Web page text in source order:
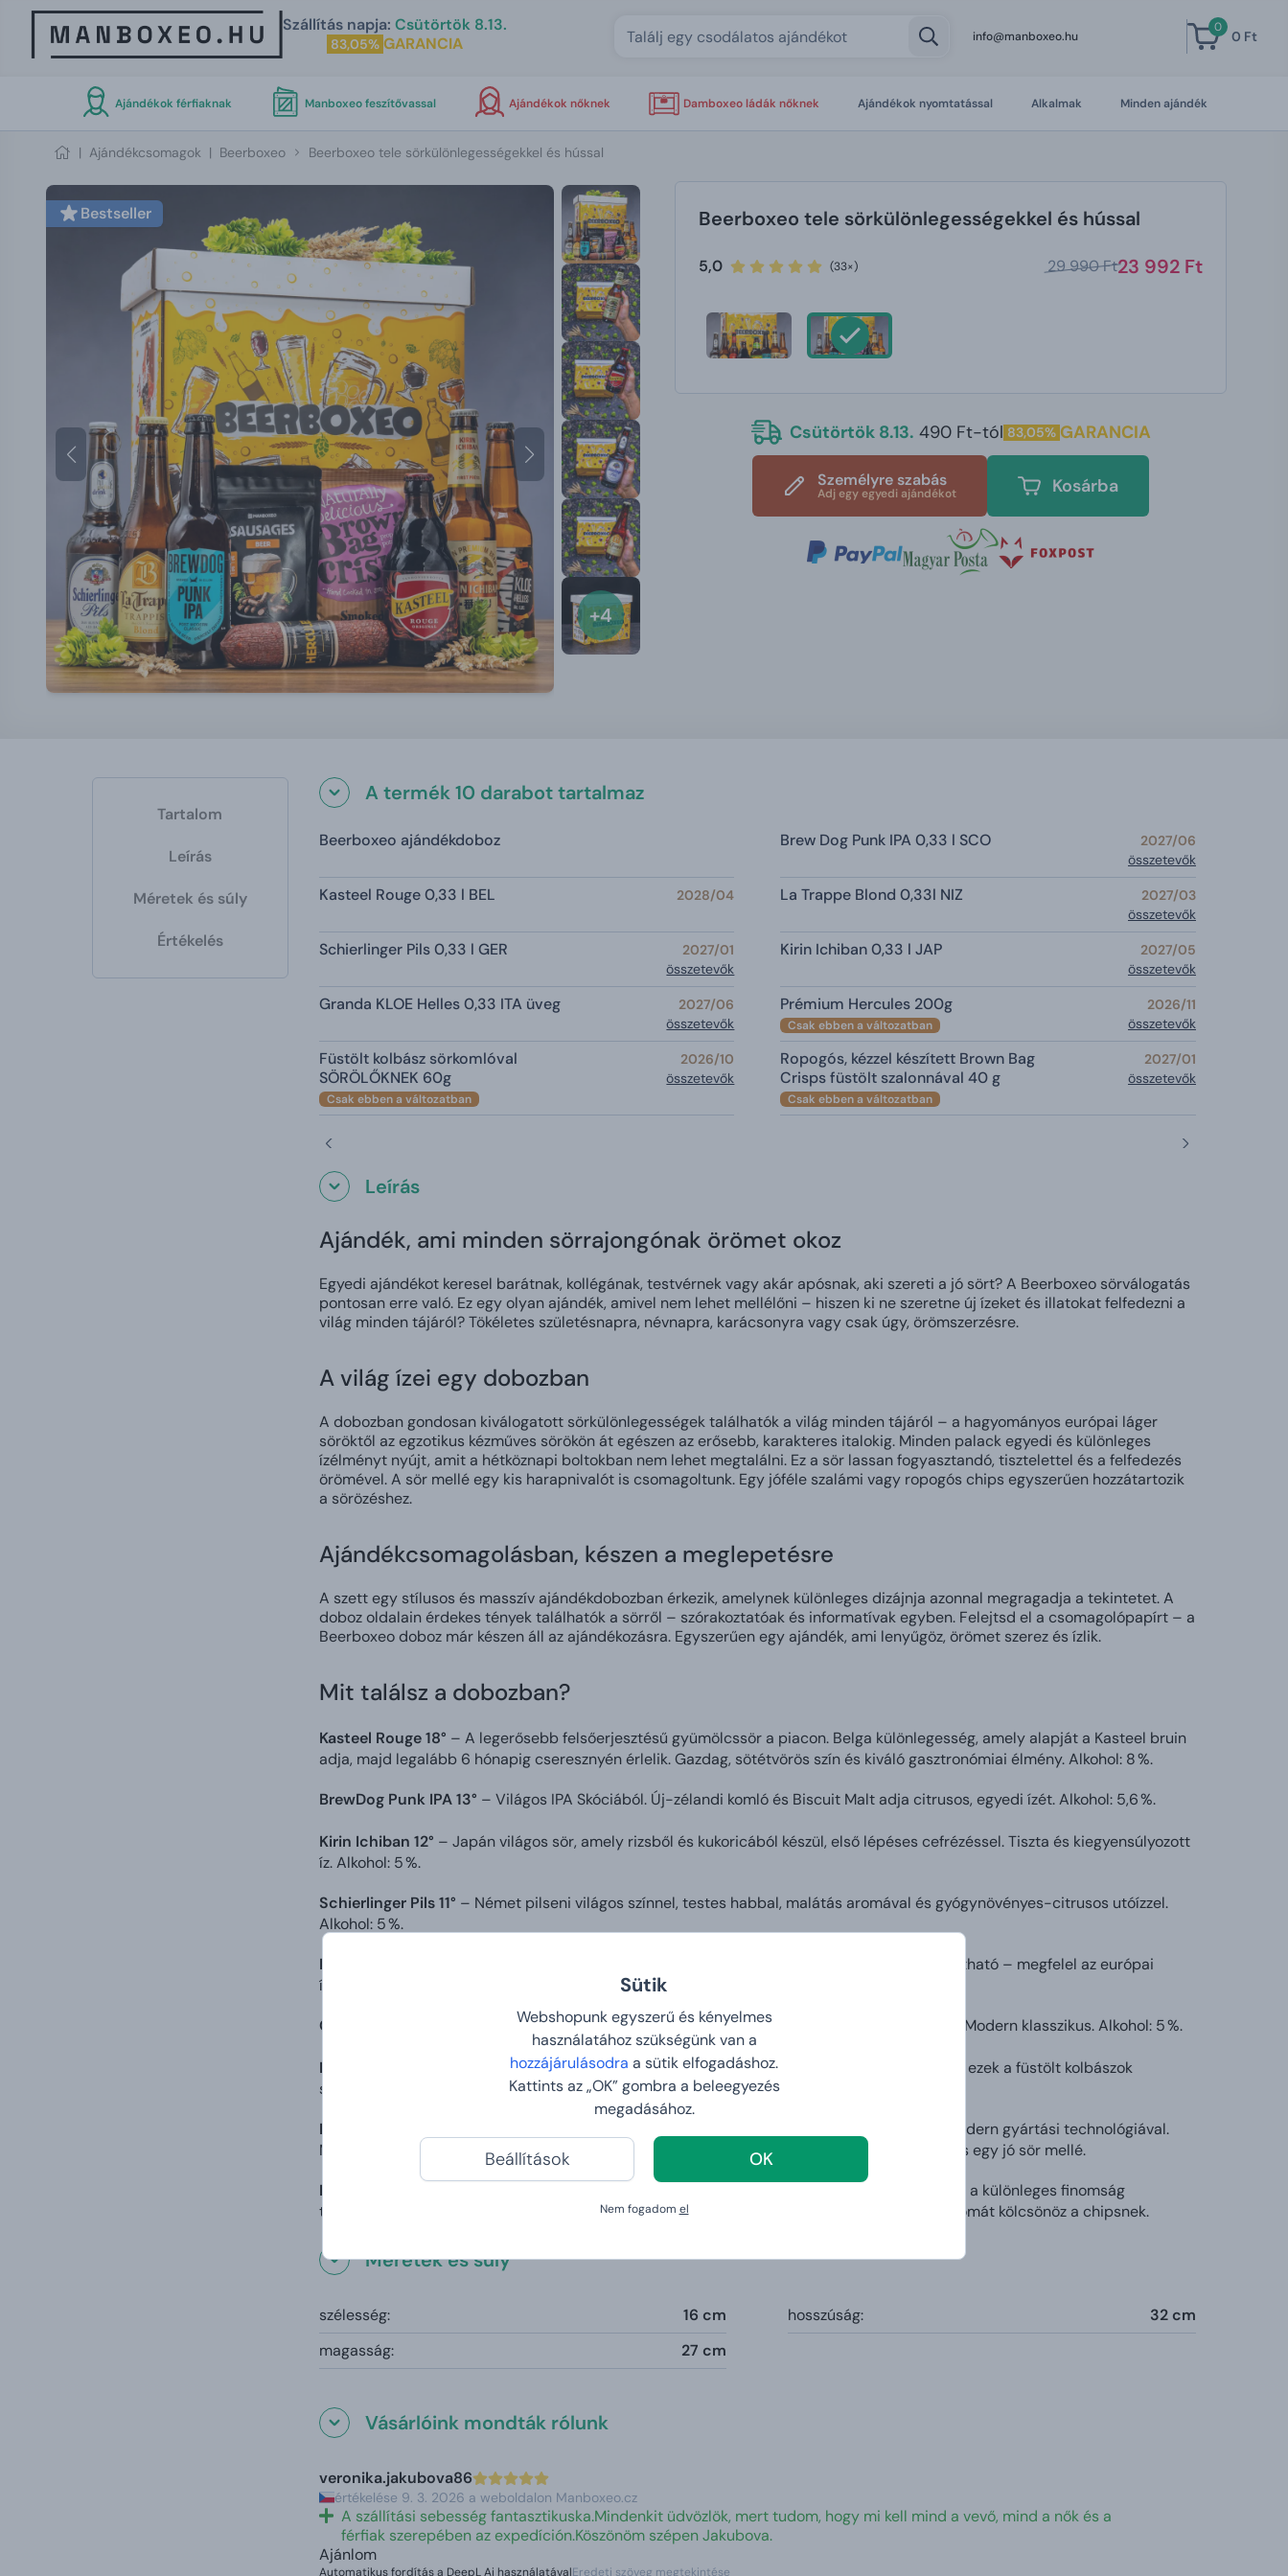
Sütik
Webshopunk egyszerű és kényelmes
használatához szükségünk van a
hozzájárulásodra a sütik elfogadáshoz.
Kattints az „OK” gombra a beleegyezés
megadásához.
Beállítások OK
Nem fogadom el
Szállítás napja: Csütörtök 8.13.
83,05% GARANCIA info@manboxeo.hu
0
0 Ft
Ajándékok férfiaknak Manboxeo feszítővassal Ajándékok nőknek Damboxeo ládák nőknek Ajándékok nyomtatással Alkalmak Minden ajándék
| Ajándékcsomagok | Beerboxeo Beerboxeo tele sörkülönlegességekkel és hússal
Bestseller
+4
Beerboxeo tele sörkülönlegességekkel és hússal
5,0 (33×) 29 990 Ft23 992 Ft
Csütörtök 8.13. 490 Ft-tól 83,05% GARANCIA
Személyre szabás
Adj egy egyedi ajándékot Kosárba
Tartalom
Leírás
Méretek és súly
Értékelés
A termék 10 darabot tartalmaz
Beerboxeo ajándékdoboz Brew Dog Punk IPA 0,33 l SCO
2027/06
összetevők
Kasteel Rouge 0,33 l BEL 2028/04 La Trappe Blond 0,33l NIZ
2027/03
összetevők
Schierlinger Pils 0,33 l GER
2027/01
összetevők
Kirin Ichiban 0,33 l JAP
2027/05
összetevők
Granda KLOE Helles 0,33 ITA üveg
2027/06
összetevők
Prémium Hercules 200g
Csak ebben a változatban
2026/11
összetevők
Füstölt kolbász sörkomlóval
SÖRÖLŐKNEK 60g
Csak ebben a változatban
2026/10
összetevők
Ropogós, kézzel készített Brown Bag
Crisps füstölt szalonnával 40 g
Csak ebben a változatban
2027/01
összetevők
Leírás
Ajándék, ami minden sörrajongónak örömet okoz
Egyedi ajándékot keresel barátnak, kollégának, testvérnek vagy akár apósnak, aki szereti a jó sört? A Beerboxeo sörválogatás
pontosan erre való. Ez egy olyan ajándék, amivel nem lehet mellélőni – hiszen ki ne szeretne új ízeket és illatokat felfedezni a
világ minden tájáról? Tökéletes születésnapra, névnapra, karácsonyra vagy csak úgy, örömszerzésre.
A világ ízei egy dobozban
A dobozban gondosan kiválogatott sörkülönlegességek találhatók a világ minden tájáról – a hagyományos európai láger
söröktől az egzotikus kézműves sörökön át egészen az erősebb, karakteres italokig. Minden palack egyedi és különleges
ízélményt nyújt, amit a hétköznapi boltokban nem lehet megtalálni. Ez a sör lassan fogyasztandó, tisztelettel és a felfedezés
örömével. A sör mellé egy kis harapnivalót is csomagoltunk. Egy jóféle szalámi vagy ropogós chips egyszerűen hozzátartozik
a sörözéshez.
Ajándékcsomagolásban, készen a meglepetésre
A szett egy stílusos és masszív ajándékdobozban érkezik, amelynek különleges dizájnja azonnal megragadja a tekintetet. A
doboz oldalain érdekes tények találhatók a sörről – szórakoztatóak és informatívak egyben. Felejtsd el a csomagolópapírt – a
Beerboxeo doboz már készen áll az ajándékozásra. Egyszerűen egy ajándék, ami lenyűgöz, örömet szerez és ízlik.
Mit találsz a dobozban?
Kasteel Rouge 18° – A legerősebb felsőerjesztésű gyümölcssör a piacon. Belga különlegesség, amely alapját a Kasteel bruin
adja, majd legalább 6 hónapig cseresznyén érlelik. Gazdag, sötétvörös szín és kiváló gasztronómiai élmény. Alkohol: 8 %.
BrewDog Punk IPA 13° – Világos IPA Skóciából. Új-zélandi komló és Biscuit Malt adja citrusos, egyedi ízét. Alkohol: 5,6 %.
Kirin Ichiban 12° – Japán világos sör, amely rizsből és kukoricából készül, első lépéses cefrézéssel. Tiszta és kiegyensúlyozott
íz. Alkohol: 5 %.
Schierlinger Pils 11° – Német pilseni világos színnel, testes habbal, malátás aromával és gyógynövényes-citrusos utóízzel.
Alkohol: 5 %.
La Trappe Blond 16°
– Világos trappista sör, felsőerjesztésű, tiszta színű és könnyen fogyasztható – megfelel az európai
ízlésvilágnak. Alkohol: 7 %.
Granda KLOE Helles
– Különleges olasz világos sör harmonikus illattal és könnyed ízvilággal. Modern klasszikus. Alkohol: 5 %.
Füstölt kolbász sörkomlóval 60 g -A sör és a hús mindig is jól megfértek egymás mellett – ezek a füstölt kolbászok
sörkomlóval pedig igazi ízorgiát kínálnak. Elég egy falat, és nem tudsz majd leállni!
Prémium Herkules szalámi 200 g -
Különleges szalámi, amely ötvözi a hagyományokat a modern gyártási technológiával.
Már az első harapásnál elvarázsol az ízek harmóniája és a jellegzetes illat. Tökéletes választás egy jó sör mellé.
Brown Bag Crisps – Füstölt szalonnás burgonyachips 40 g -
Szerelem első harapásra – ez a különleges finomság
tökéletesen leírható ezzel a mondattal. A bükkfával füstölt szalonna intenzív ízt és gazdag aromát kölcsönöz a chipsnek.
Méretek és súly
szélesség: 16 cm hosszúság:
32 cm
magasság:
27 cm
Vásárlóink mondták rólunk
veronika.jakubova86
értékelése 9. 3. 2026 a weboldalon Manboxeo.cz
A szállítási sebesség fantasztikuska.Mindenkit üdvözlök, mert tudom, hogy mi kell mind a vevő, mind a nők és a
férfiak szerepében az expedíción.Köszönöm szépen Jakubova.
Ajánlom
Automatikus fordítás a DeepL Ai használatávalEredeti szöveg megtekintése